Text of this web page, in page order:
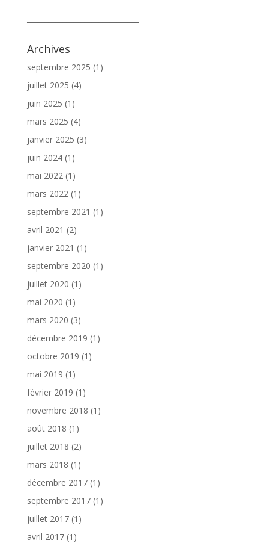
Archives
septembre 2025 (1)
juillet 2025 (4)
juin 2025 (1)
mars 2025 (4)
janvier 2025 (3)
juin 2024(1)
mai 2022 (1)
mars 2022 (1)
septembre 2021 (1)
avril 2021 (2)
janvier 2021 (1)
septembre 2020 (1)
juillet 2020 (1)
mai 2020 (1)
mars 2020 (3)
décembre 2019 (1)
octobre 2019 (1)
mai 2019 (1)
février 2019 (1)
novembre 2018 (1)
août 2018 (1)
juillet 2018 (2)
mars 2018 (1)
décembre 2017(1)
septembre 2017(1)
juillet 2017(1)
avril 2017(1)